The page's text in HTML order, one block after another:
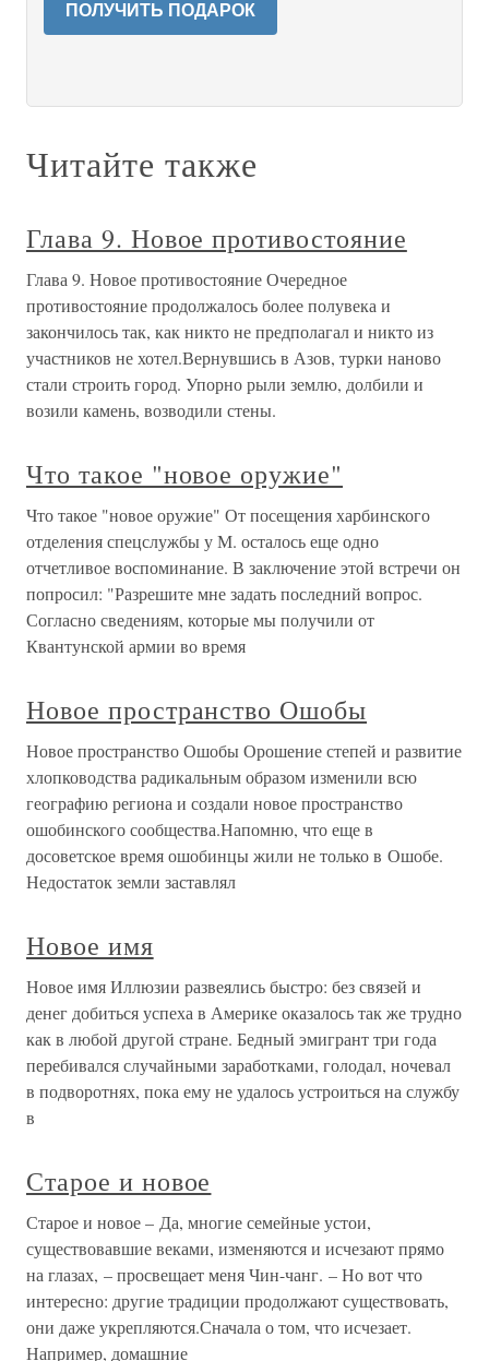
ПОЛУЧИТЬ ПОДАРОК
Читайте также
Глава 9. Новое противостояние
Глава 9. Новое противостояние Очередное
противостояние продолжалось более полувека и
закончилось так, как никто не предполагал и никто из
участников не хотел.Вернувшись в Азов, турки наново
стали строить город. Упорно рыли землю, долбили и
возили камень, возводили стены.
Что такое "новое оружие"
Что такое "новое оружие" От посещения харбинского
отделения спецслужбы у М. осталось еще одно
отчетливое воспоминание. В заключение этой встречи он
попросил: "Разрешите мне задать последний вопрос.
Согласно сведениям, которые мы получили от
Квантунской армии во время
Новое пространство Ошобы
Новое пространство Ошобы Орошение степей и развитие
хлопководства радикальным образом изменили всю
географию региона и создали новое пространство
ошобинского сообщества.Напомню, что еще в
досоветское время ошобинцы жили не только в Ошобе.
Недостаток земли заставлял
Новое имя
Новое имя Иллюзии развеялись быстро: без связей и
денег добиться успеха в Америке оказалось так же трудно
как в любой другой стране. Бедный эмигрант три года
перебивался случайными заработками, голодал, ночевал
в подворотнях, пока ему не удалось устроиться на службу
в
Старое и новое
Старое и новое – Да, многие семейные устои,
существовавшие веками, изменяются и исчезают прямо
на глазах, – просвещает меня Чин-чанг. – Но вот что
интересно: другие традиции продолжают существовать,
они даже укрепляются.Сначала о том, что исчезает.
Например, домашние